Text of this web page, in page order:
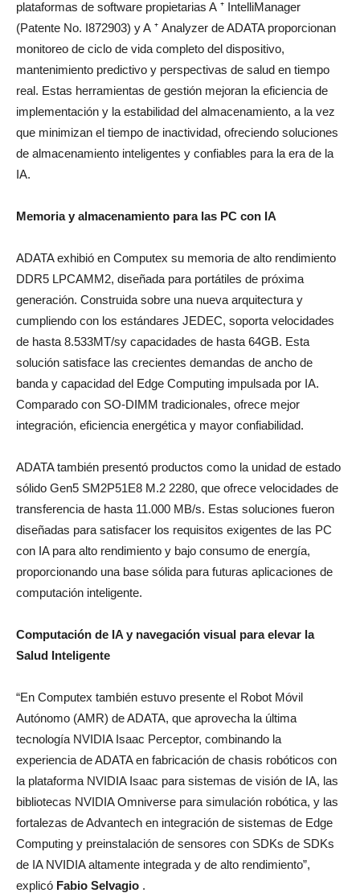
plataformas de software propietarias A ⁺ IntelliManager
(Patente No. I872903) y A ⁺ Analyzer de ADATA proporcionan
monitoreo de ciclo de vida completo del dispositivo,
mantenimiento predictivo y perspectivas de salud en tiempo
real. Estas herramientas de gestión mejoran la eficiencia de
implementación y la estabilidad del almacenamiento, a la vez
que minimizan el tiempo de inactividad, ofreciendo soluciones
de almacenamiento inteligentes y confiables para la era de la
IA.
Memoria y almacenamiento para las PC con IA
ADATA exhibió en Computex su memoria de alto rendimiento
DDR5 LPCAMM2, diseñada para portátiles de próxima
generación. Construida sobre una nueva arquitectura y
cumpliendo con los estándares JEDEC, soporta velocidades
de hasta 8.533MT/sy capacidades de hasta 64GB. Esta
solución satisface las crecientes demandas de ancho de
banda y capacidad del Edge Computing impulsada por IA.
Comparado con SO-DIMM tradicionales, ofrece mejor
integración, eficiencia energética y mayor confiabilidad.
ADATA también presentó productos como la unidad de estado
sólido Gen5 SM2P51E8 M.2 2280, que ofrece velocidades de
transferencia de hasta 11.000 MB/s. Estas soluciones fueron
diseñadas para satisfacer los requisitos exigentes de las PC
con IA para alto rendimiento y bajo consumo de energía,
proporcionando una base sólida para futuras aplicaciones de
computación inteligente.
Computación de IA y navegación visual para elevar la
Salud Inteligente
“En Computex también estuvo presente el Robot Móvil
Autónomo (AMR) de ADATA, que aprovecha la última
tecnología NVIDIA Isaac Perceptor, combinando la
experiencia de ADATA en fabricación de chasis robóticos con
la plataforma NVIDIA Isaac para sistemas de visión de IA, las
bibliotecas NVIDIA Omniverse para simulación robótica, y las
fortalezas de Advantech en integración de sistemas de Edge
Computing y preinstalación de sensores con SDKs de SDKs
de IA NVIDIA altamente integrada y de alto rendimiento”,
explicó Fabio Selvagio .